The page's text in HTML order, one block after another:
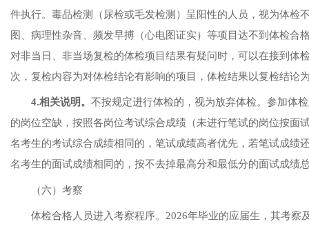
件执行。毒品检测（尿检或毛发检测）呈阳性的人员，视为体检
图、病理性杂音、频发早搏（心电图证实）等项目达不到体检
对非当日、非当场复检的体检项目结果有疑问时，可以在接到
次，复检内容为对体检结论有影响的项目，体检结果以复检结论
4.相关说明。 不按规定进行体检的，视为放弃体检。参加体
的岗位空缺， 按照各岗位考试综合成绩 （未进行笔试的岗位按面
名考生的考试综合成绩相同的， 笔试成绩高者优先，若笔试成绩
名考生的面试成绩相同的， 按不去掉最高分和最低分的面试成绩
（六） 考察
体检合格人员进入考察程序。 2026年毕业的应届生，其考察